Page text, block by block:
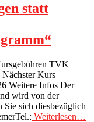
statt
TVK
Kurs
Weitere Infos Der
wird von der
Sie sich diesbezüglich
Weiterlesen…